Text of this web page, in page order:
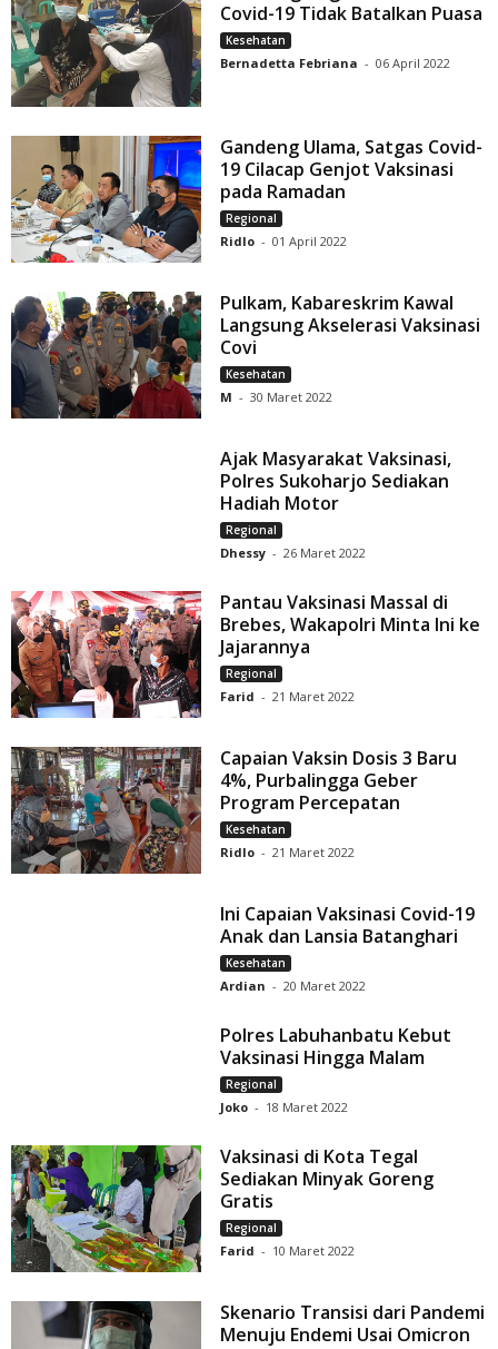
Covid-19 Tidak Batalkan Puasa
Kesehatan
Bernadetta Febriana - 06 April 2022
Gandeng Ulama, Satgas Covid-
19 Cilacap Genjot Vaksinasi
pada Ramadan
Regional
Ridlo - 01 April 2022
Pulkam, Kabareskrim Kawal
Langsung Akselerasi Vaksinasi
Covi
Kesehatan
M - 30 Maret 2022
Ajak Masyarakat Vaksinasi,
Polres Sukoharjo Sediakan
Hadiah Motor
Regional
Dhessy - 26 Maret 2022
Pantau Vaksinasi Massal di
Brebes, Wakapolri Minta Ini ke
Jajarannya
Regional
Farid - 21 Maret 2022
Capaian Vaksin Dosis 3 Baru
4%, Purbalingga Geber
Program Percepatan
Kesehatan
Ridlo - 21 Maret 2022
Ini Capaian Vaksinasi Covid-19
Anak dan Lansia Batanghari
Kesehatan
Ardian - 20 Maret 2022
Polres Labuhanbatu Kebut
Vaksinasi Hingga Malam
Regional
Joko - 18 Maret 2022
Vaksinasi di Kota Tegal
Sediakan Minyak Goreng
Gratis
Regional
Farid - 10 Maret 2022
Skenario Transisi dari Pandemi
Menuju Endemi Usai Omicron